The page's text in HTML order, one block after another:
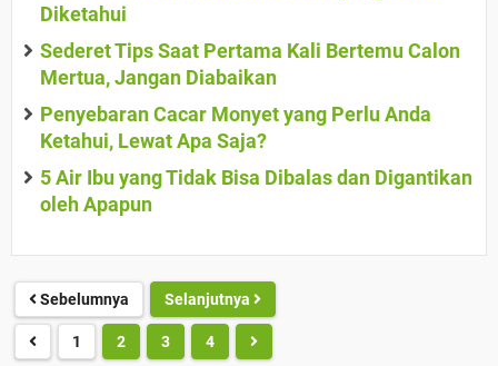
Diketahui
Sederet Tips Saat Pertama Kali Bertemu Calon
Mertua, Jangan Diabaikan
Penyebaran Cacar Monyet yang Perlu Anda
Ketahui, Lewat Apa Saja?
5 Air Ibu yang Tidak Bisa Dibalas dan Digantikan
oleh Apapun
Sebelumnya Selanjutnya
1 2 3 4